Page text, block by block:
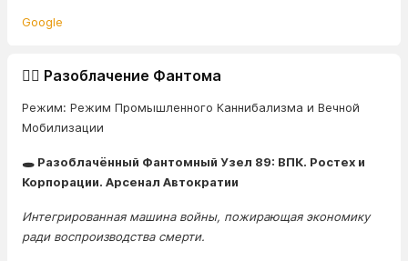
Google
🕵️‍♂️ Разоблачение Фантома
Режим: Режим Промышленного Каннибализма и Вечной
Мобилизации
🕳️ Разоблачённый Фантомный Узел 89: ВПК. Ростех и
Корпорации. Арсенал Автократии
Интегрированная машина войны, пожирающая экономику
ради воспроизводства смерти.